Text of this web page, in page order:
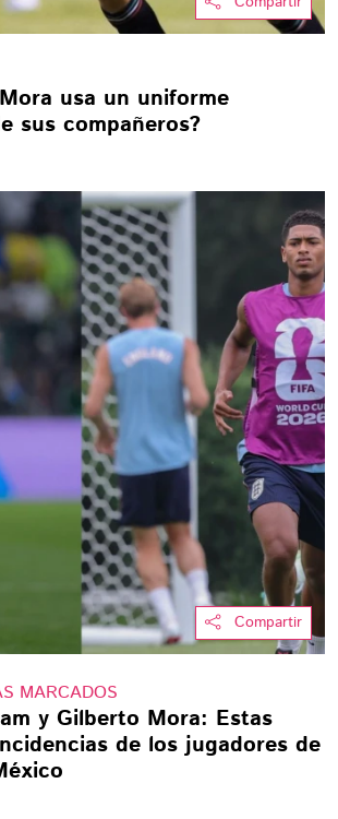
usa un uniforme
sus compañeros?
Compartir
MARCADOS
y Gilberto Mora: Estas
de los jugadores de